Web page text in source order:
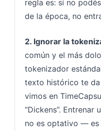
regla es: si no
de la época, no
2. Ignorar la
común y el más
tokenizador
texto histórico te
vimos en
“Dickens”.
no es optativo —